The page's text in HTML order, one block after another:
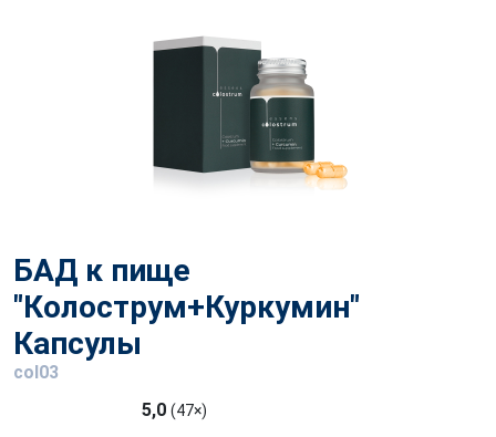
БАД к пище
"Колострум+Куркумин"
Капсулы
col03
5,0 (47×)